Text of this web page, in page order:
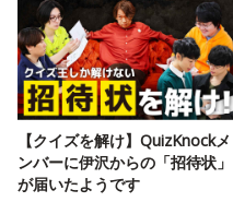
【クイズを解け】QuizKnockメ
ンバーに伊沢からの「招待状」
が届いたようです